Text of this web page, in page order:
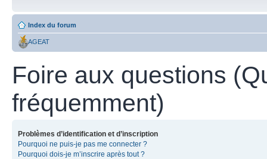
Index du forum
AGEAT
Foire aux questions
fréquemment)
Problèmes d’identification et d’inscription
Pourquoi ne puis-je pas me connecter ?
Pourquoi dois-je m’inscrire après tout ?